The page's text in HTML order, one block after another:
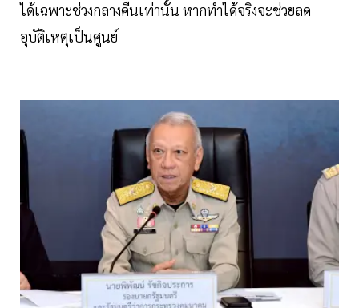
ได้เฉพาะช่วงกลางคืนเท่านั้น หากทำได้จริงจะช่วยลด
อุบัติเหตุเป็นศูนย์